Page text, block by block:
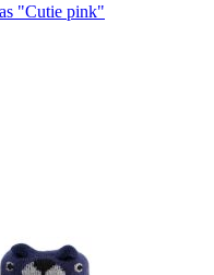
"Cutie pink"